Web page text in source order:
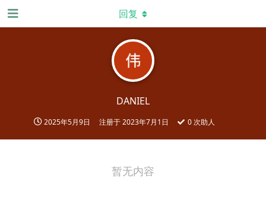
DANIEL
2025年5月9日 注册于2023年7月1日 0次助人
回复
暂无内容